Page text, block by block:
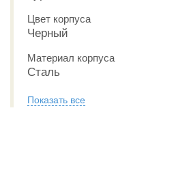
Цвет корпуса
Черный
Материал корпуса
Сталь
Показать все